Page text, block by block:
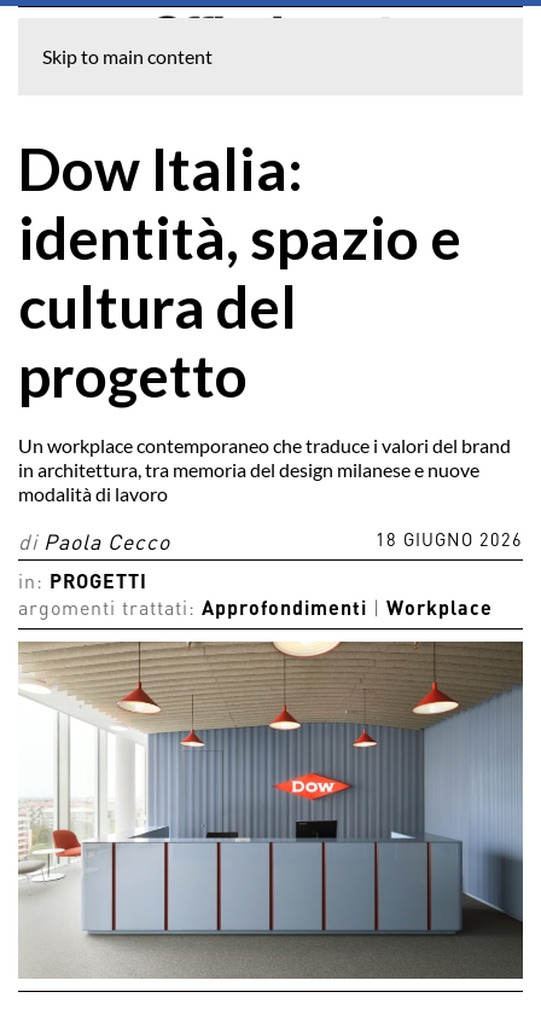
Skip to main content
Dow Italia:
identità, spazio e
cultura del
progetto
Un workplace contemporaneo che traduce i valori del brand
in architettura, tra memoria del design milanese e nuove
modalità di lavoro
di Paola Cecco 18 GIUGNO 2026
in:
PROGETTI
argomenti trattati: Approfondimenti Workplace